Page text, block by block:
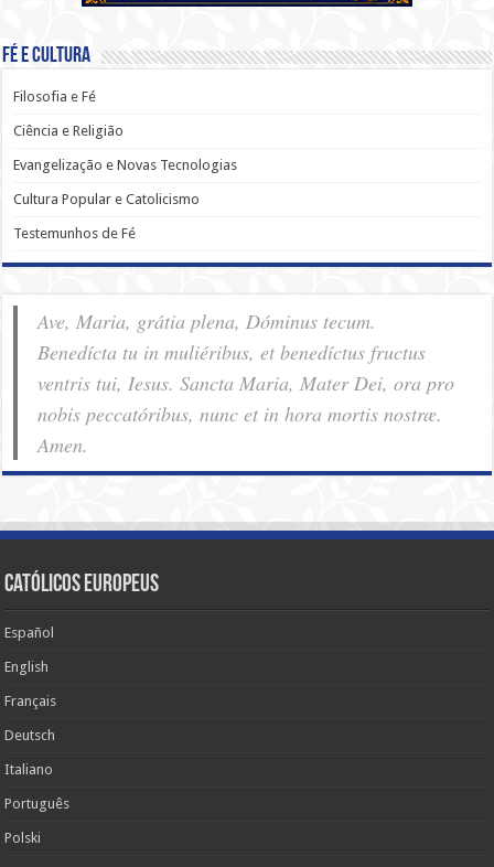
Fé e Cultura
Filosofia e Fé
Ciência e Religião
Evangelização e Novas Tecnologias
Cultura Popular e Catolicismo
Testemunhos de Fé
Ave, Maria, grátia plena, Dóminus tecum.
Benedícta tu in muliéribus, et benedíctus fructus
ventris tui, Iesus. Sancta Maria, Mater Dei, ora pro
nobis pec­ca­tóribus, nunc et in hora mortis nostræ.
Amen.
Católicos Europeus
Español
English
Français
Deutsch
Italiano
Português
Polski